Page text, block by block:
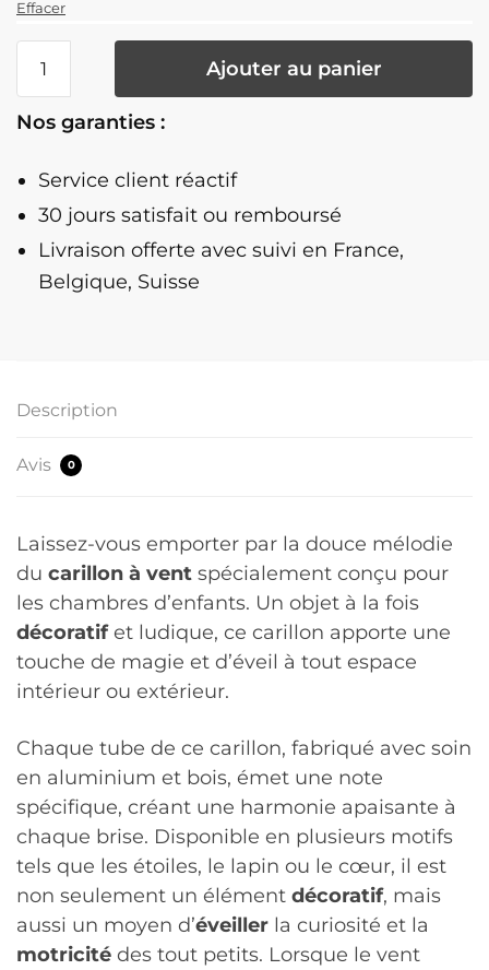
Effacer
À
Pour
Enfant
Ajouter au panier
Nos garanties :
Service client réactif
30 jours satisfait ou remboursé
Livraison offerte avec suivi en France,
Belgique, Suisse
Description
Avis 0
Laissez-vous emporter par la douce mélodie
du carillon à vent spécialement conçu pour
les chambres d’enfants. Un objet à la fois
décoratifet ludique, ce carillon apporte une
touche de magie et d’éveil à tout espace
intérieur ou extérieur.
Chaque tube de ce carillon, fabriqué avec soin
en aluminium et bois, émet une note
spécifique, créant une harmonie apaisante à
chaque brise. Disponible en plusieurs motifs
tels que les étoiles, le lapin ou le cœur, il est
non seulement un élément décoratif, mais
aussi un moyen d’éveiller la curiosité et la
motricité des tout petits. Lorsque le vent